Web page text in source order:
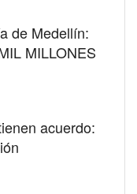
de Medellín:
MILLONES
acuerdo: